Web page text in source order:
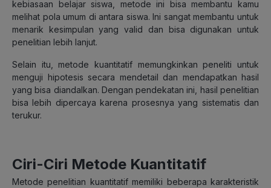
kebiasaan belajar siswa, metode ini bisa membantu kamu
melihat pola umum di antara siswa. Ini sangat membantu untuk
menarik kesimpulan yang valid dan bisa digunakan untuk
penelitian lebih lanjut.
Selain itu, metode kuantitatif memungkinkan peneliti untuk
menguji hipotesis secara mendetail dan mendapatkan hasil
yang bisa diandalkan. Dengan pendekatan ini, hasil penelitian
bisa lebih dipercaya karena prosesnya yang sistematis dan
terukur.
Ciri-Ciri Metode Kuantitatif
Metode penelitian kuantitatif memiliki beberapa karakteristik